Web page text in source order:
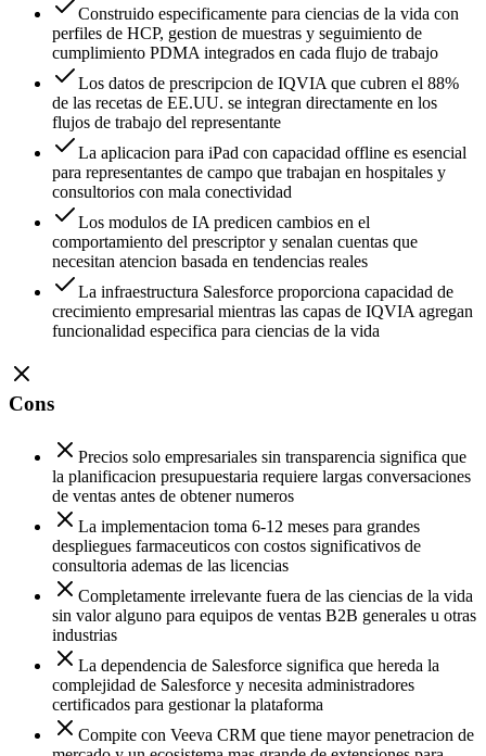
Construido especificamente para ciencias de la vida con
perfiles de HCP, gestion de muestras y seguimiento de
cumplimiento PDMA integrados en cada flujo de trabajo
Los datos de prescripcion de IQVIA que cubren el 88%
de las recetas de EE.UU. se integran directamente en los
flujos de trabajo del representante
La aplicacion para iPad con capacidad offline es esencial
para representantes de campo que trabajan en hospitales y
consultorios con mala conectividad
Los modulos de IA predicen cambios en el
comportamiento del prescriptor y senalan cuentas que
necesitan atencion basada en tendencias reales
La infraestructura Salesforce proporciona capacidad de
crecimiento empresarial mientras las capas de IQVIA agregan
funcionalidad especifica para ciencias de la vida
Cons
Precios solo empresariales sin transparencia significa que
la planificacion presupuestaria requiere largas conversaciones
de ventas antes de obtener numeros
La implementacion toma 6-12 meses para grandes
despliegues farmaceuticos con costos significativos de
consultoria ademas de las licencias
Completamente irrelevante fuera de las ciencias de la vida
sin valor alguno para equipos de ventas B2B generales u otras
industrias
La dependencia de Salesforce significa que hereda la
complejidad de Salesforce y necesita administradores
certificados para gestionar la plataforma
Compite con Veeva CRM que tiene mayor penetracion de